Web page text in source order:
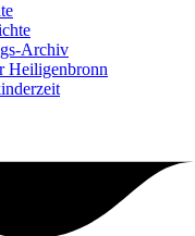
Archiv
Heiligenbronn